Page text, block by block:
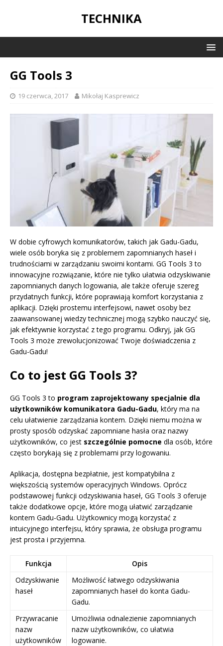
TECHNIKA
GG Tools 3
19 czerwca, 2017 Mikołaj Kasprewicz
W dobie cyfrowych komunikatorów, takich jak Gadu-Gadu,
wiele osób boryka się z problemem zapomnianych haseł i
trudnościami w zarządzaniu swoimi kontami. GG Tools 3 to
innowacyjne rozwiązanie, które nie tylko ułatwia odzyskiwanie
zapomnianych danych logowania, ale także oferuje szereg
przydatnych funkcji, które poprawiają komfort korzystania z
aplikacji. Dzięki prostemu interfejsowi, nawet osoby bez
zaawansowanej wiedzy technicznej mogą szybko nauczyć się,
jak efektywnie korzystać z tego programu. Odkryj, jak GG
Tools 3 może zrewolucjonizować Twoje doświadczenia z
Gadu-Gadu!
Co to jest GG Tools 3?
GG Tools 3 to program zaprojektowany specjalnie dla
użytkowników komunikatora Gadu-Gadu, który ma na
celu ułatwienie zarządzania kontem. Dzięki niemu można w
prosty sposób odzyskać zapomniane hasła oraz nazwy
użytkowników, co jest szczególnie pomocne dla osób, które
często borykają się z problemami przy logowaniu.
Aplikacja, dostępna bezpłatnie, jest kompatybilna z
większością systemów operacyjnych Windows. Oprócz
podstawowej funkcji odzyskiwania haseł, GG Tools 3 oferuje
także dodatkowe opcje, które mogą ułatwić zarządzanie
kontem Gadu-Gadu. Użytkownicy mogą korzystać z
intuicyjnego interfejsu, który sprawia, że obsługa programu
jest prosta i przyjemna.
Funkcja
Opis
Odzyskiwanie
haseł
Możliwość łatwego odzyskiwania
zapomnianych haseł do konta Gadu-
Gadu.
Przywracanie
nazw
użytkowników
Umożliwia odnalezienie zapomnianych
nazw użytkowników, co ułatwia
logowanie.